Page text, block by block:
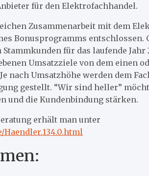
für den Elektrofachhandel.
Zusammenarbeit mit dem
Bonusprogramms entschlossen.
Stammkunden für das laufende
Umsatzziele von dem einen
nach Umsatzhöhe werden dem
gestellt. “Wir sind heller”
und die Kundenbindung stärken.
erhält man unter